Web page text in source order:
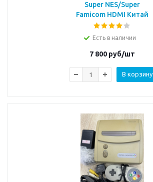
Super NES/Super
Famicom HDMI Китай
Есть в наличии
7 800 руб/шт
В корзину